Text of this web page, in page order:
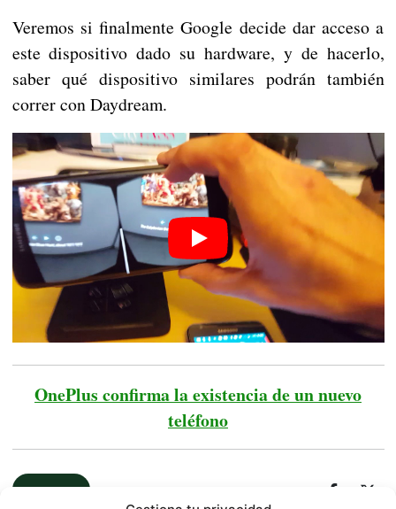
Veremos si finalmente Google decide dar acceso a
este dispositivo dado su hardware, y de hacerlo,
saber qué dispositivo similares podrán también
correr con Daydream.
OnePlus confirma la existencia de un nuevo
teléfono
NOTICIAS